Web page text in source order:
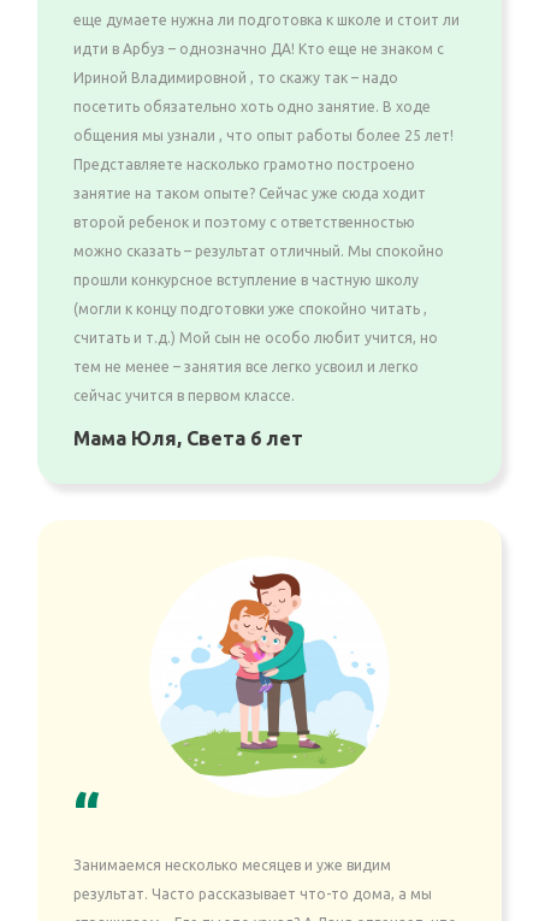
еще думаете нужна ли подготовка к школе и стоит ли
идти в Арбуз – однозначно ДА! Кто еще не знаком с
Ириной Владимировной , то скажу так – надо
посетить обязательно хоть одно занятие. В ходе
общения мы узнали , что опыт работы более 25 лет!
Представляете насколько грамотно построено
занятие на таком опыте? Сейчас уже сюда ходит
второй ребенок и поэтому с ответственностью
можно сказать – результат отличный. Мы спокойно
прошли конкурсное вступление в частную школу
(могли к концу подготовки уже спокойно читать ,
считать и т.д.) Мой сын не особо любит учится, но
тем не менее – занятия все легко усвоил и легко
сейчас учится в первом классе.
Мама Юля, Света 6 лет
“
Занимаемся несколько месяцев и уже видим
результат. Часто рассказывает что-то дома, а мы